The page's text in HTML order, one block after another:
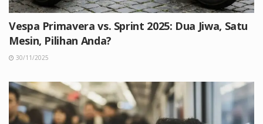
Vespa Primavera vs. Sprint 2025: Dua Jiwa, Satu
Mesin, Pilihan Anda?
30/11/2025